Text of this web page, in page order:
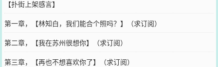
【扑街上架感言】
第一章，【林知白，我们能合个照吗？】（求订阅）
第二章，【我在苏州很想你】（求订阅）
第三章，【再也不想喜欢你了】（求订阅）